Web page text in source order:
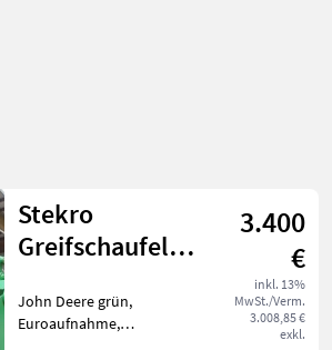
Stekro
Greifschaufel
3.400
€
inkl. 13%
MwSt./Verm.
3.008,85 €
exkl.
John Deere grün,
Euroaufnahme,